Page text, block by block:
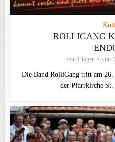
ROLLIGANG
vor 3 Tagen von
Die Band RolliGang tritt am 26.
der Pfarrkirche St.